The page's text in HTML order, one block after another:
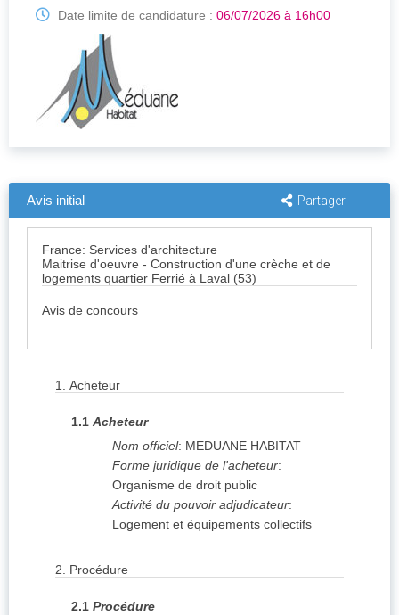
Date limite de candidature : 06/07/2026 à 16h00
Avis initial Partager
France: Services d'architecture
Maitrise d'oeuvre - Construction d'une crèche et de
logements quartier Ferrié à Laval (53)
Avis de concours
1. Acheteur
1.1 Acheteur
Nom officiel: MEDUANE HABITAT
Forme juridique de l'acheteur:
Organisme de droit public
Activité du pouvoir adjudicateur:
Logement et équipements collectifs
2. Procédure
2.1 Procédure